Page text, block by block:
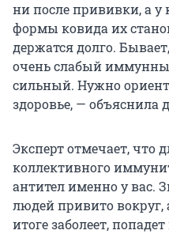
ни после прививки, а у
формы ковида их
держатся долго.
очень слабый
сильный. Нужно
здоровье, — объяснила
Эксперт отмечает, что
коллективного
антител именно у вас.
людей привито вокруг,
итоге заболеет,